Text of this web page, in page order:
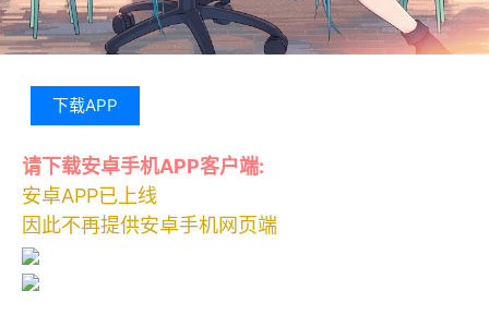
下载APP
请下载安卓手机APP客户端:
安卓APP已上线
因此不再提供安卓手机网页端